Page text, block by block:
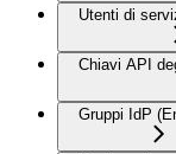
Utenti di
Chiavi API
Gruppi IdP